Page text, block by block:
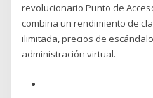
revolucionario Punto de
combina un rendimiento de
ilimitada, precios de
administración virtual.